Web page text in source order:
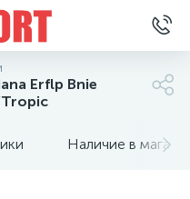
Erflp Bnie
Наличие в